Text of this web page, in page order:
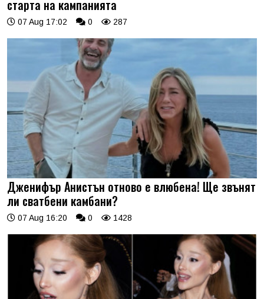
старта на кампанията
07 Aug 17:02 0 287
Дженифър Анистън отново е влюбена! Ще звънят
ли сватбени камбани?
07 Aug 16:20 0 1428